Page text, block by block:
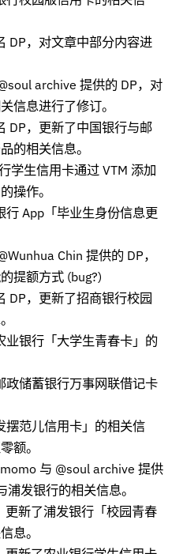
DP，对文章中部分内容进
archive 提供的 DP，对
信息进行了修订。
DP，更新了中国银行与邮
的相关信息。
学生信用卡通过 VTM 添加
操作。
App「毕业生身份信息更
Chin 提供的 DP，
提额方式 (bug?)
DP，更新了招商银行校园
银行「大学生青春卡」的
储蓄银行万事网联借记卡
范儿信用卡」的相关信
额。
与 @soul archive 提供
发银行的相关信息。
新了浦发银行「校园青春
息。